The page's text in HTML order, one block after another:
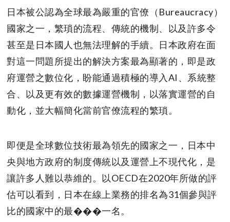
日本被公認為全球最為嚴重的官僚（Bureaucracy）
國家之一，繁瑣的流程、傳統的機制、以及許多令
甚至是日本國人也無法理解的手續。日本政府在面
對這一問題所提出的解決方案最為顯著的，即是政
府運營之數位化，盼能通過積極的導入AI、系統整
合、以及更有效的數據運營機制，以落實運營的自
動化，並大幅簡化當前官僚流程的繁瑣。
即便是全球數位技術最為領先的國家之一，日本中
央與地方政府的制度傳統以及運營上不現代化，是
讓許多人難以恭維的。以OECD在2020年所做的評
估可以看到，日本在線上業務的排名為31個參與評
比的國家中的最���一名。